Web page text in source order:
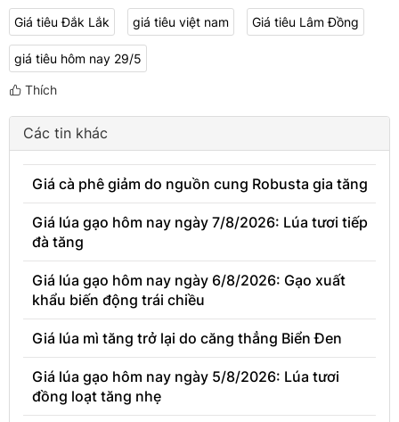
Giá tiêu Đắk Lắk giá tiêu việt nam Giá tiêu Lâm Đồng
giá tiêu hôm nay 29/5
Thích
Các tin khác
Giá cà phê giảm do nguồn cung Robusta gia tăng
Giá lúa gạo hôm nay ngày 7/8/2026: Lúa tươi tiếp
đà tăng
Giá lúa gạo hôm nay ngày 6/8/2026: Gạo xuất
khẩu biến động trái chiều
Giá lúa mì tăng trở lại do căng thẳng Biển Đen
Giá lúa gạo hôm nay ngày 5/8/2026: Lúa tươi
đồng loạt tăng nhẹ